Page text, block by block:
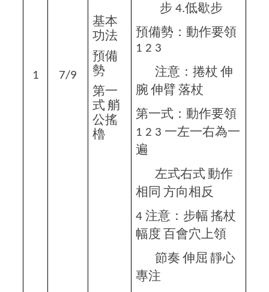
1 7/9
基本
功法
預備
勢
第一
式艄
公搖
櫓
步 4.低歇步
預備勢：動作要領
1 2 3
注意：捲杖 伸
腕伸臂 落杖
第一式：動作要領
1 2 3 一左一右為一
遍
左式右式動作
相同 方向相反
4 注意：步幅 搖杖
幅度 百會穴上領
節奏 伸屈 靜心
專注